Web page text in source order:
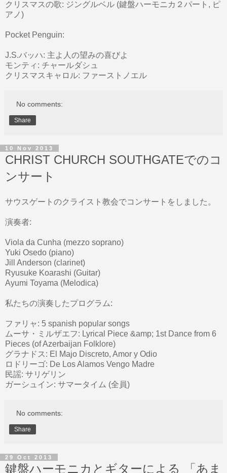
クリスマスの歌: ジングルベル (鍵盤ハーモニカ２パート, ピ
アノ)
Pocket Penguin:
J.S.バッハ: 主よ人の望みの喜びよ
モンティ: チャールダシュ
クリスマスキャロル: ファーストノエル
No comments:
Share
10 Nov 2013
CHRIST CHURCH SOUTHGATEでのコ
ンサート
サウスゲートのクライスト教会でコンサートをしました。
演奏者:
Viola da Cunha (mezzo soprano)
Yuki Osedo (piano)
Jill Anderson (clarinet)
Ryusuke Koarashi (Guitar)
Ayumi Toyama (Melodica)
私たちの演奏したプログラム:
ファリャ: 5 spanish popular songs
ムーサ・ミルザエフ: Lyrical Piece &amp; 1st Dance from 6
Pieces (of Azerbaijan Folklore)
グラナドス: El Majo Discreto, Amor y Odio
ロドリーゴ: De Los Alamos Vengo Madre
民謡: サリゲリン
ガーシュイン: サマータイム (全員)
No comments:
Share
29 Oct 2013
鍵盤ハーモニカとギターによる 「あま